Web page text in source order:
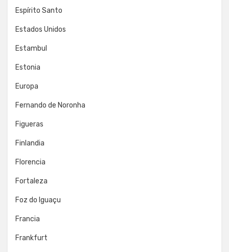
Espírito Santo
Estados Unidos
Estambul
Estonia
Europa
Fernando de Noronha
Figueras
Finlandia
Florencia
Fortaleza
Foz do Iguaçu
Francia
Frankfurt